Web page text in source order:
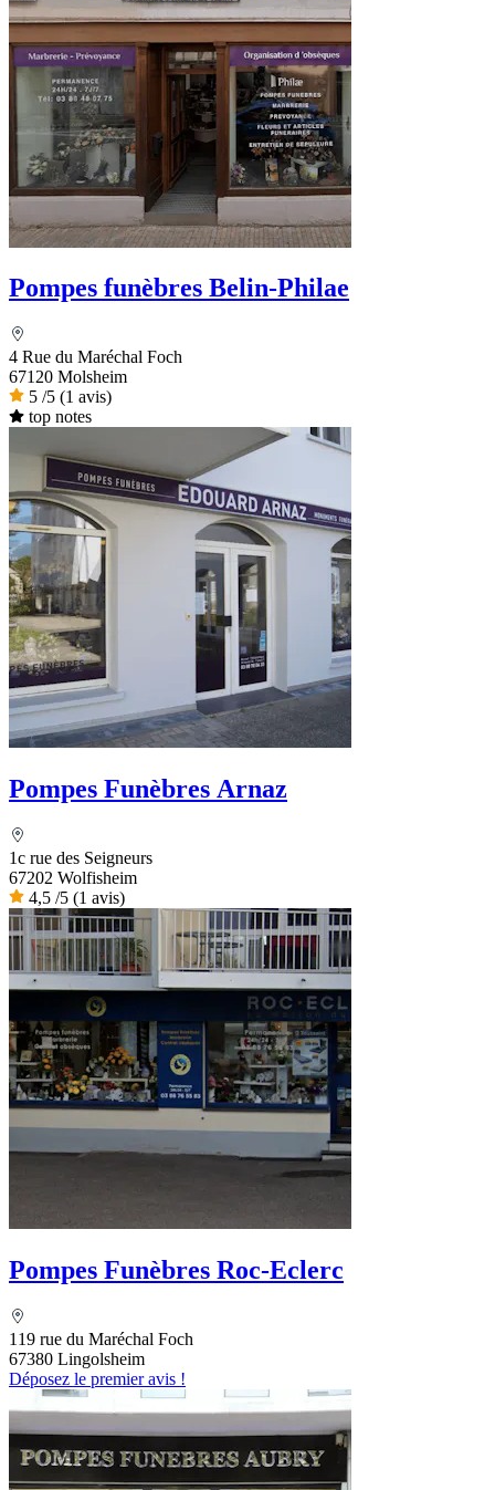
Pompes funèbres Belin-Philae
4 Rue du Maréchal Foch
67120 Molsheim
5 /5 (1 avis)
top notes
Pompes Funèbres Arnaz
1c rue des Seigneurs
67202 Wolfisheim
4,5 /5 (1 avis)
Pompes Funèbres Roc-Eclerc
119 rue du Maréchal Foch
67380 Lingolsheim
Déposez le premier avis !